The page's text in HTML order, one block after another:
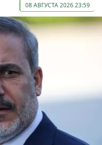
08 АВГУСТА 2026 23:59